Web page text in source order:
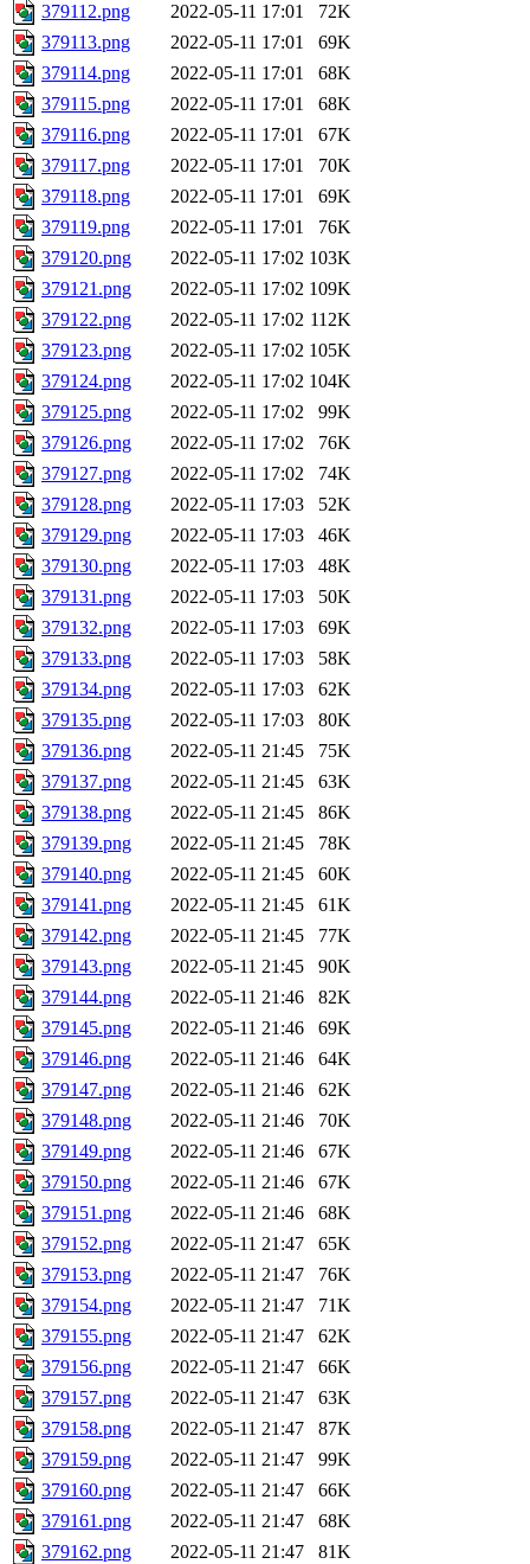
379112.png
2022-05-11 17:01
72K
379113.png
2022-05-11 17:01
69K
379114.png
2022-05-11 17:01
68K
379115.png
2022-05-11 17:01
68K
379116.png
2022-05-11 17:01
67K
379117.png
2022-05-11 17:01
70K
379118.png
2022-05-11 17:01
69K
379119.png
2022-05-11 17:01
76K
379120.png
2022-05-11 17:02 103K
379121.png
2022-05-11 17:02 109K
379122.png
2022-05-11 17:02 112K
379123.png
2022-05-11 17:02 105K
379124.png
2022-05-11 17:02 104K
379125.png
2022-05-11 17:02
99K
379126.png
2022-05-11 17:02
76K
379127.png
2022-05-11 17:02
74K
379128.png
2022-05-11 17:03
52K
379129.png
2022-05-11 17:03
46K
379130.png
2022-05-11 17:03
48K
379131.png
2022-05-11 17:03
50K
379132.png
2022-05-11 17:03
69K
379133.png
2022-05-11 17:03
58K
379134.png
2022-05-11 17:03
62K
379135.png
2022-05-11 17:03
80K
379136.png
2022-05-11 21:45
75K
379137.png
2022-05-11 21:45
63K
379138.png
2022-05-11 21:45
86K
379139.png
2022-05-11 21:45
78K
379140.png
2022-05-11 21:45
60K
379141.png
2022-05-11 21:45
61K
379142.png
2022-05-11 21:45
77K
379143.png
2022-05-11 21:45
90K
379144.png
2022-05-11 21:46
82K
379145.png
2022-05-11 21:46
69K
379146.png
2022-05-11 21:46
64K
379147.png
2022-05-11 21:46
62K
379148.png
2022-05-11 21:46
70K
379149.png
2022-05-11 21:46
67K
379150.png
2022-05-11 21:46
67K
379151.png
2022-05-11 21:46
68K
379152.png
2022-05-11 21:47
65K
379153.png
2022-05-11 21:47
76K
379154.png
2022-05-11 21:47
71K
379155.png
2022-05-11 21:47
62K
379156.png
2022-05-11 21:47
66K
379157.png
2022-05-11 21:47
63K
379158.png
2022-05-11 21:47
87K
379159.png
2022-05-11 21:47
99K
379160.png
2022-05-11 21:47
66K
379161.png
2022-05-11 21:47
68K
379162.png
2022-05-11 21:47
81K